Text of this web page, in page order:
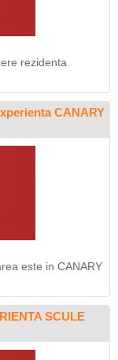
rezidenta
CANARY
este in CANARY
SCULE